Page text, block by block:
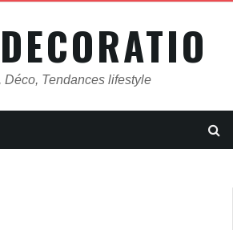
Déco, Tendances lifestyle